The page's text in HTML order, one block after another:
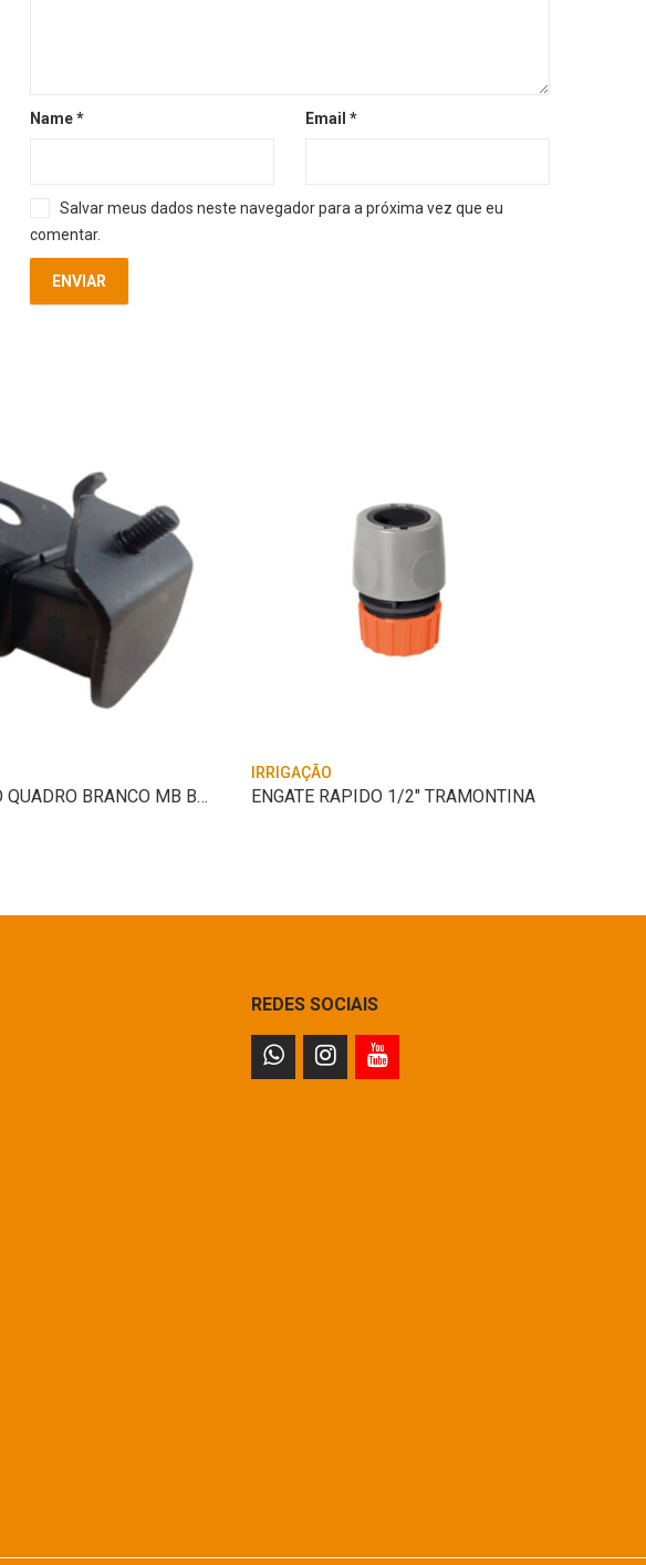
Name* Email *
Salvar meus dados neste navegador para a próxima vez que eu
comentar.
COXIM DO QUADRO BRANCO MB BD 700/705/710
IRRIGAÇÃO
ENGATE RAPIDO 1/2″ TRAMONTINA
REDES SOCIAIS